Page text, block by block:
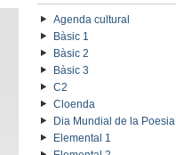
Agenda cultural
Bàsic 1
Bàsic 2
Bàsic 3
C2
Cloenda
Dia Mundial de la Poesia
Elemental 1